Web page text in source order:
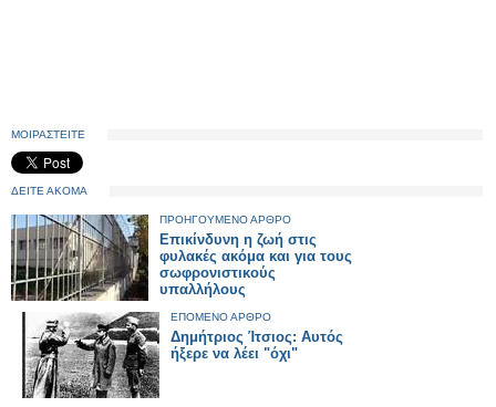
ΜΟΙΡΑΣΤΕΙΤΕ
ΔΕΙΤΕ ΑΚΟΜΑ
ΠΡΟΗΓΟΥΜΕΝΟ ΑΡΘΡΟ
Επικίνδυνη η ζωή στις
φυλακές ακόμα και για τους
σωφρονιστικούς
υπαλλήλους
ΕΠΟΜΕΝΟ ΑΡΘΡΟ
Δημήτριος Ίτσιος: Αυτός
ήξερε να λέει "όχι"